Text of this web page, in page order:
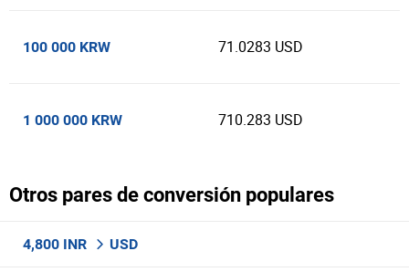
100 000 KRW 71.0283 USD
1 000 000 KRW 710.283 USD
Otros pares de conversión populares
4,800 INR USD